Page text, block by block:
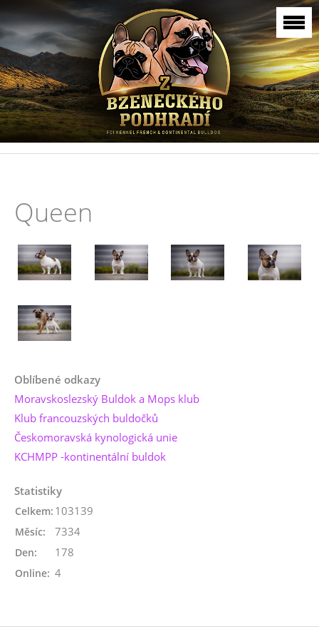
Queen
Oblíbené odkazy
Moravskoslezský Buldok a Mops klub
Klub francouzských buldočků
Českomoravská kynologická unie
KCHMPP -kontinentální buldok
Statistiky
Online: 4
Celkem: 103139
Měsíc: 7334
Den: 178